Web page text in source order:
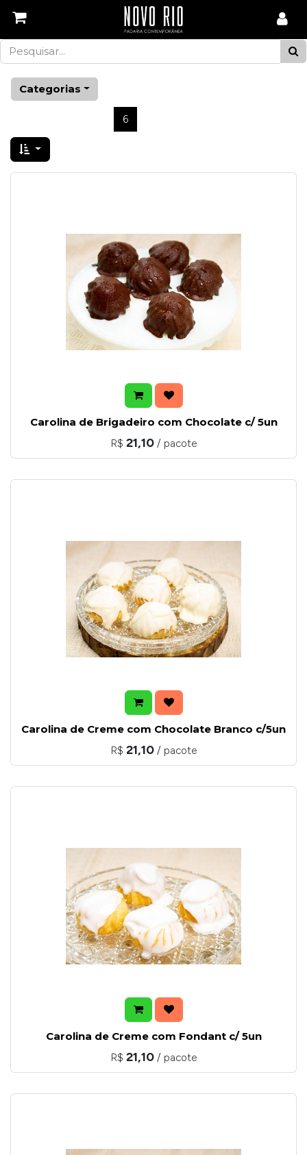
Categorias
6
Carolina de Brigadeiro com Chocolate c/ 5un
R$ 21,10 / pacote
Carolina de Creme com Chocolate Branco c/5un
R$ 21,10 / pacote
Carolina de Creme com Fondant c/ 5un
R$ 21,10 / pacote